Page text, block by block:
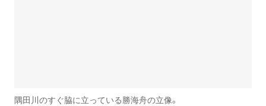
隅田川のすぐ脇に立っている勝海舟の立像。